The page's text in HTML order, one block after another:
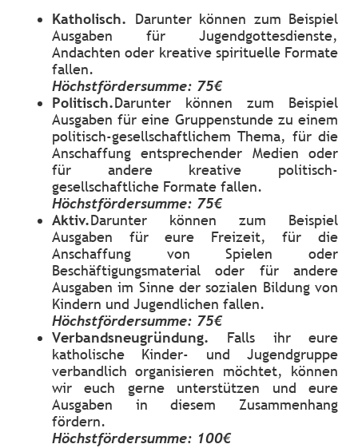
Katholisch. Darunter können zum Beispiel
Ausgaben für Jugendgottesdienste,
Andachten oder kreative spirituelle Formate
fallen.
Höchstfördersumme: 75€
Politisch.Darunter können zum Beispiel
Ausgaben für eine Gruppenstunde zu einem
politisch-gesellschaftlichem Thema, für die
Anschaffung entsprechender Medien oder
für andere kreative politisch-
gesellschaftliche Formate fallen.
Höchstfördersumme: 75€
Aktiv.Darunter können zum Beispiel
Ausgaben für eure Freizeit, für die
Anschaffung von Spielen oder
Beschäftigungsmaterial oder für andere
Ausgaben im Sinne der sozialen Bildung von
Kindern und Jugendlichen fallen.
Höchstfördersumme: 75€
Verbandsneugründung. Falls ihr eure
katholische Kinder- und Jugendgruppe
verbandlich organisieren möchtet, können
wir euch gerne unterstützen und eure
Ausgaben in diesem Zusammenhang
fördern.
Höchstfördersumme: 100€